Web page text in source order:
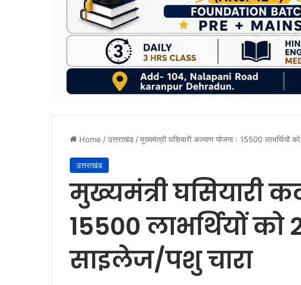
Home /उत्तराखंड/मुख्यमंत्री घसियारी कल्याण योजना : 15500 लाभर्थियों
उत्तराखंड
मुख्यमंत्री घसियारी
15500 लाभर्थियों को
साइलेज/पशु चारा